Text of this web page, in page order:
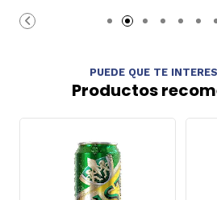
Carro
PUEDE QUE TE
Productos